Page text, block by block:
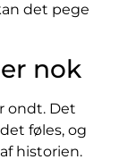
det pege
nok
ondt. Det
det føles, og
historien.